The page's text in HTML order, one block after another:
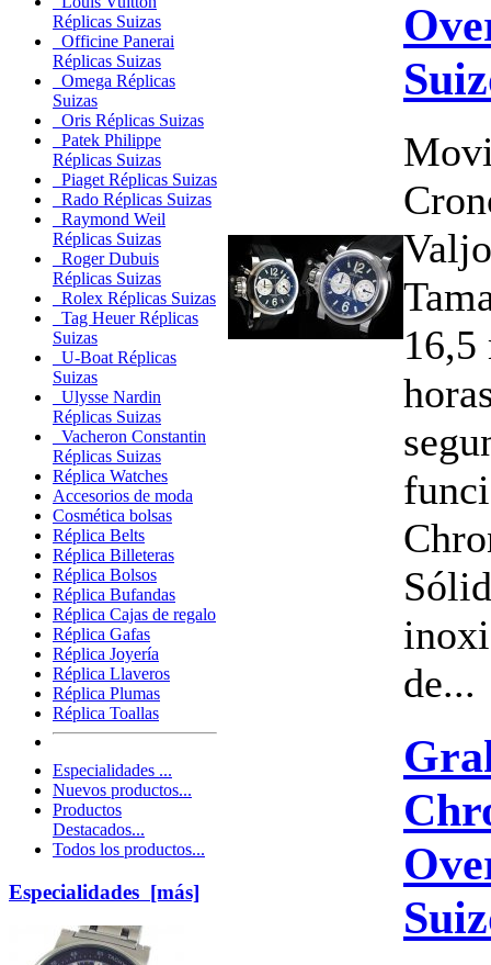
Réplicas Suizas
Officine Panerai
Réplicas Suizas
Omega Réplicas
Suizas
Oris Réplicas Suizas
Patek Philippe
Réplicas Suizas
Piaget Réplicas Suizas
Rado Réplicas Suizas
Raymond Weil
Réplicas Suizas
Roger Dubuis
Réplicas Suizas
Rolex Réplicas Suizas
Tag Heuer Réplicas
Suizas
U-Boat Réplicas
Suizas
Ulysse Nardin
Réplicas Suizas
Vacheron Constantin
Réplicas Suizas
Réplica Watches
Accesorios de moda
Cosmética bolsas
Réplica Belts
Réplica Billeteras
Réplica Bolsos
Réplica Bufandas
Réplica Cajas de regalo
Réplica Gafas
Réplica Joyería
Réplica Llaveros
Réplica Plumas
Réplica Toallas
Especialidades ...
Nuevos productos...
Productos
Destacados...
Todos los productos...
Especialidades [más]
16,5
de...